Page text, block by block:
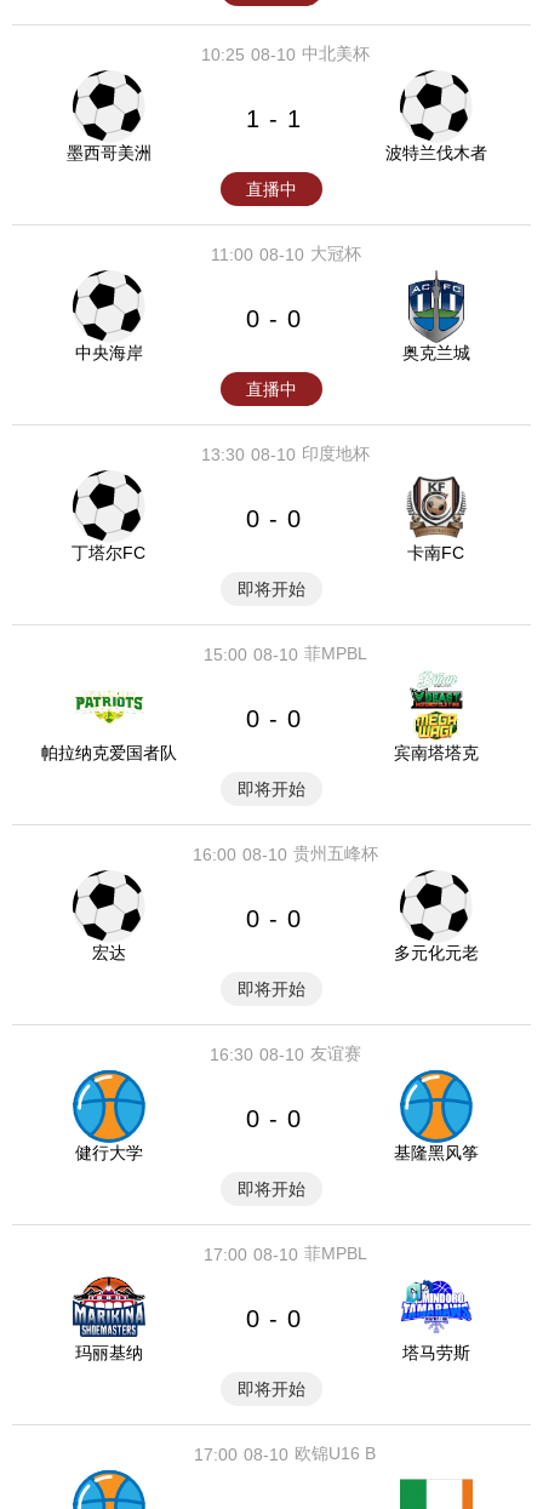
08-10
10:25 中北美杯
墨西哥美洲
1 - 1
波特兰伐木者
直播中
08-10
11:00 大冠杯
中央海岸
0 - 0
奥克兰城
直播中
08-10
13:30 印度地杯
丁塔尔FC
0 - 0
卡南FC
即将开始
08-10
15:00 菲MPBL
帕拉纳克爱国者队
0 - 0
宾南塔塔克
即将开始
08-10
16:00 贵州五峰杯
宏达
0 - 0
多元化元老
即将开始
08-10
16:30 友谊赛
健行大学
0 - 0
基隆黑风筝
即将开始
08-10
17:00 菲MPBL
玛丽基纳
0 - 0
塔马劳斯
即将开始
08-10
17:00 欧锦U16 B